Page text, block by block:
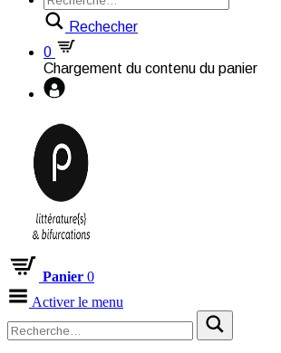
Rechecher
0
Chargement du contenu du panier
Panier 0
Activer le menu